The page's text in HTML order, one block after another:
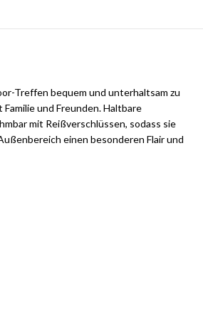
Treffen bequem und unterhaltsam zu
und Freunden. Haltbare
mit Reißverschlüssen, sodass sie
einen besonderen Flair und